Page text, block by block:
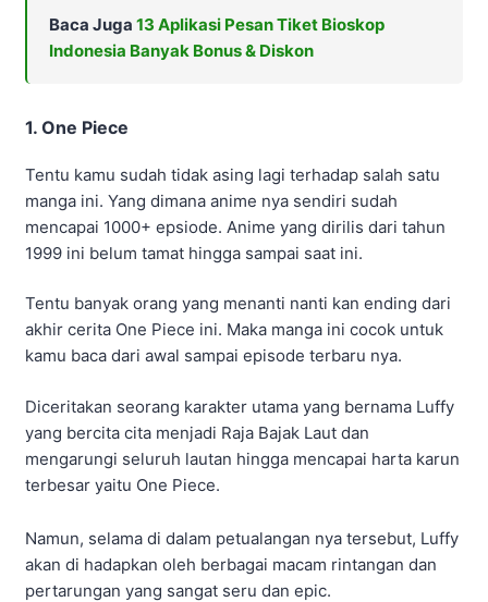
Baca Juga 13 Aplikasi Pesan Tiket Bioskop
Indonesia Banyak Bonus & Diskon
1. One Piece
Tentu kamu sudah tidak asing lagi terhadap salah satu
manga ini. Yang dimana anime nya sendiri sudah
mencapai 1000+ epsiode. Anime yang dirilis dari tahun
1999 ini belum tamat hingga sampai saat ini.
Tentu banyak orang yang menanti nanti kan ending dari
akhir cerita One Piece ini. Maka manga ini cocok untuk
kamu baca dari awal sampai episode terbaru nya.
Diceritakan seorang karakter utama yang bernama Luffy
yang bercita cita menjadi Raja Bajak Laut dan
mengarungi seluruh lautan hingga mencapai harta karun
terbesar yaitu One Piece.
Namun, selama di dalam petualangan nya tersebut, Luffy
akan di hadapkan oleh berbagai macam rintangan dan
pertarungan yang sangat seru dan epic.